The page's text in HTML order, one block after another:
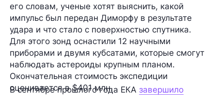
его словам, ученые хотят выяснить, какой
импульс был передан Диморфу в результате
удара и что стало с поверхностью спутника.
Для этого зонд оснастили 12 научными
приборами и двумя кубсатами, которые смогут
наблюдать астероиды крупным планом.
Окончательная стоимость экспедиции
оценивается в$401 млн.
В сентябре прошлого года ЕКА завершило